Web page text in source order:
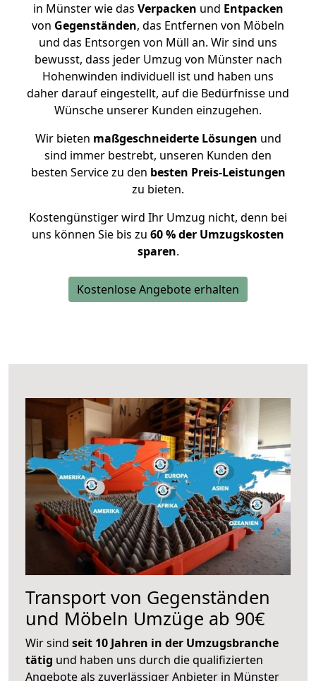
in Münster wie das Verpacken und Entpacken
von Gegenständen, das Entfernen von Möbeln
und das Entsorgen von Müll an. Wir sind uns
bewusst, dass jeder Umzug von Münster nach
Hohenwinden individuell ist und haben uns
daher darauf eingestellt, auf die Bedürfnisse und
Wünsche unserer Kunden einzugehen.
Wir bieten maßgeschneiderte Lösungen und
sind immer bestrebt, unseren Kunden den
besten Service zu den besten Preis-Leistungen
zu bieten.
Kostengünstiger wird Ihr Umzug nicht, denn bei
uns können Sie bis zu 60 % der Umzugskosten
sparen.
Kostenlose Angebote erhalten
Transport von Gegenständen
und Möbeln Umzüge ab 90€
Wir sind seit 10 Jahren in der Umzugsbranche
tätig und haben uns durch die qualifizierten
Angebote als zuverlässiger Anbieter in Münster